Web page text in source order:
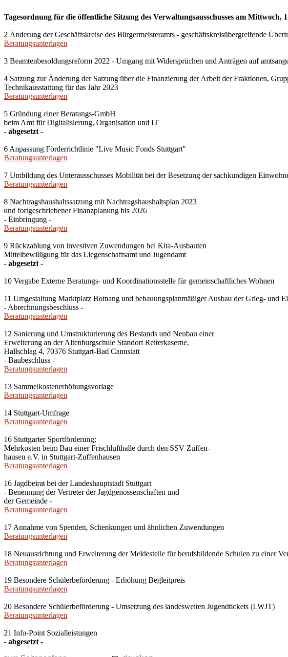
Tagesordnung für die öffentliche Sitzung des Verwaltungsausschusses am
2 Änderung der Geschäftskreise des Bürgermeisteramts - geschäftskreisübergreifende
Beratungsunterlagen
3 Beamtenbesoldungsreform 2022 - Umgang mit Widersprüchen und Anträgen auf
4 Satzung zur Änderung der Satzung über die Finanzierung der Arbeit der Fraktionen,
Technikausstattung für das Jahr 2023
Beratungsunterlagen
5 Gründung einer Beratungs-GmbH
beim Amt für Digitalisierung, Organisation und IT
- abgesetzt -
6 Anpassung Förderrichtlinie "Live Music Fonds Stuttgart"
Beratungsunterlagen
7 Umbildung des Unterausschusses Mobilität bei der Besetzung der sachkundigen
Beratungsunterlagen
8 Nachtragshaushaltssatzung mit Nachtragshaushaltsplan 2023
und fortgeschriebener Finanzplanung bis 2026
- Einbringung -
Beratungsunterlagen
9 Rückzahlung von investiven Zuwendungen bei Kita-Ausbauten
Mittelbewilligung für das Liegenschaftsamt und Jugendamt
- abgesetzt -
10 Vergabe Externe Beratungs- und Koordinationsstelle für gemeinschaftliches Wohnen
11 Umgestaltung Marktplatz Botnang und bebauungsplanmäßiger Ausbau der Grieg- und
- Abrechnungsbeschluss -
Beratungsunterlagen
12 Sanierung und Umstrukturierung des Bestands und Neubau einer
Erweiterung an der Altenburgschule Standort Reiterkaserne,
Hallschlag 4, 70376 Stuttgart-Bad Cannstatt
- Baubeschluss -
Beratungsunterlagen
13 Sammelkostenerhöhungsvorlage
Beratungsunterlagen
14 Stuttgart-Umfrage
Beratungsunterlagen
16 Stuttgarter Sportförderung;
Mehrkosten beim Bau einer Frischlufthalle durch den SSV Zuffen-
hausen e.V. in Stuttgart-Zuffenhausen
Beratungsunterlagen
16 Jagdbeirat bei der Landeshauptstadt Stuttgart
- Benennung der Vertreter der Jagdgenossenschaften und
der Gemeinde -
Beratungsunterlagen
17 Annahme von Spenden, Schenkungen und ähnlichen Zuwendungen
Beratungsunterlagen
18 Neuausrichtung und Erweiterung der Meldestelle für berufsbildende Schulen zu einer
Beratungsunterlagen
19 Besondere Schülerbeförderung - Erhöhung Begleitpreis
Beratungsunterlagen
20 Besondere Schülerbeförderung - Umsetzung des landesweiten Jugendtickets (LWJT)
Beratungsunterlagen
21 Info-Point Sozialleistungen
- abgesetzt -